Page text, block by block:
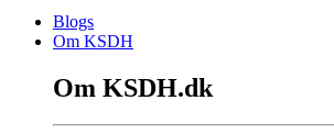
Blogs
Om KSDH
Om KSDH.dk